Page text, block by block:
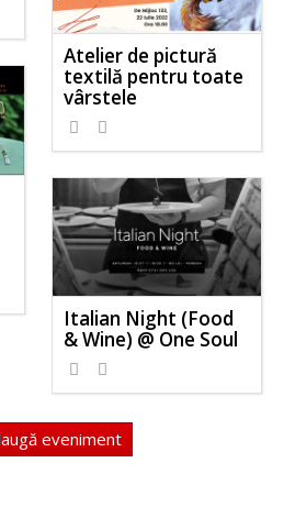
Atelier de pictură
textilă pentru toate
vârstele
Italian Night (Food
& Wine) @ One Soul
eveniment